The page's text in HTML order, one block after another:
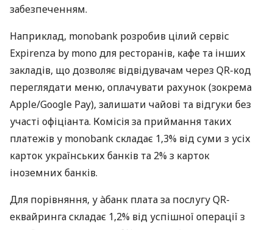
забезпеченням.
Наприклад, monobank розробив цілий сервіс
Expirenza by mono для ресторанів, кафе та інших
закладів, що дозволяє відвідувачам через QR-код
переглядати меню, оплачувати рахунок (зокрема
Apple/Google Pay), залишати чайові та відгуки без
участі офіціанта. Комісія за приймання таких
платежів у monobank складає 1,3% від суми з усіх
карток українських банків та 2% з карток
іноземних банків.
Для порівняння, у àбанк плата за послугу QR-
еквайринга складає 1,2% від успішної операції з